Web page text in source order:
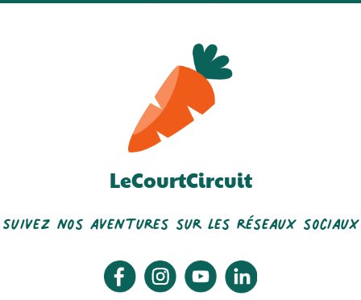
Rhônelle
LeCourtCircuit
Suivez nos aventures sur les réseaux sociaux